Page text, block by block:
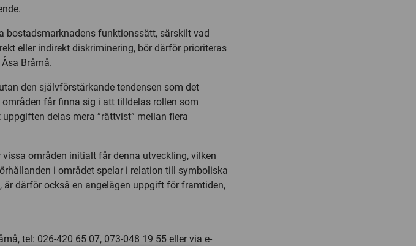
bostadsmarknadens funktionssätt, särskilt vad
eller indirekt diskriminering, bör därför prioriteras
Bråmå.
den självförstärkande tendensen som det
får finna sig i att tilldelas rollen som
delas mera ”rättvist” mellan flera
områden initialt får denna utveckling, vilken
i området spelar i relation till symboliska
är därför också en angelägen uppgift för framtiden,
tel: 026-420 65 07, 073-048 19 55 eller via e-